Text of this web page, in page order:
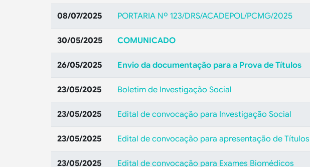
08/07/2025 PORTARIA Nº 123/DRS/ACADEPOL/PCMG/2025
30/05/2025 COMUNICADO
26/05/2025 Envio da documentação para a Prova de Títulos
23/05/2025 Boletim de Investigação Social
23/05/2025 Edital de convocação para Investigação Social
23/05/2025 Edital de convocação para apresentação de Títulos
23/05/2025 Edital de convocação para Exames Biomédicos